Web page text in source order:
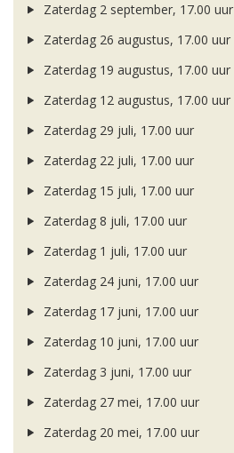
Zaterdag 2 september, 17.00 uur
Zaterdag 26 augustus, 17.00 uur
Zaterdag 19 augustus, 17.00 uur
Zaterdag 12 augustus, 17.00 uur
Zaterdag 29 juli, 17.00 uur
Zaterdag 22 juli, 17.00 uur
Zaterdag 15 juli, 17.00 uur
Zaterdag 8 juli, 17.00 uur
Zaterdag 1 juli, 17.00 uur
Zaterdag 24 juni, 17.00 uur
Zaterdag 17 juni, 17.00 uur
Zaterdag 10 juni, 17.00 uur
Zaterdag 3 juni, 17.00 uur
Zaterdag 27 mei, 17.00 uur
Zaterdag 20 mei, 17.00 uur